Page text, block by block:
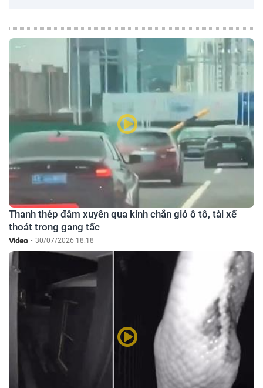
Thanh thép đâm xuyên qua kính chắn gió ô tô, tài xế
thoát trong gang tấc
Video - 30/07/2026 18:18